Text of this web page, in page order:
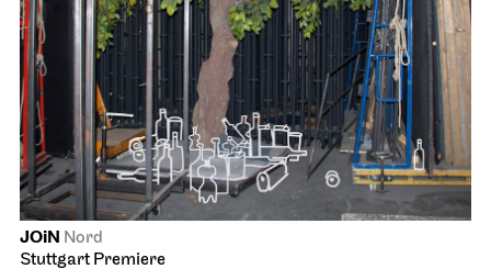
Staatsoper Stuttgart Opernhaus
Station Paradiso
10.12.2026
19:30 - 21:20
Fri, 11.12.2026